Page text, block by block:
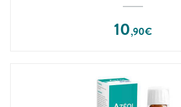
10,90€